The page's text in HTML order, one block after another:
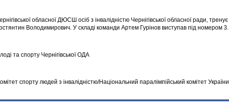
обласної ДЮСШ осіб з інвалідністю Чернігівської обласної ради, тренує
Володимирович. У складі команди Артем Гурінов виступав під номером 3.
та спорту Чернігівської ОДА
спорту людей з інвалідністю/Національний паралімпійський комітет України